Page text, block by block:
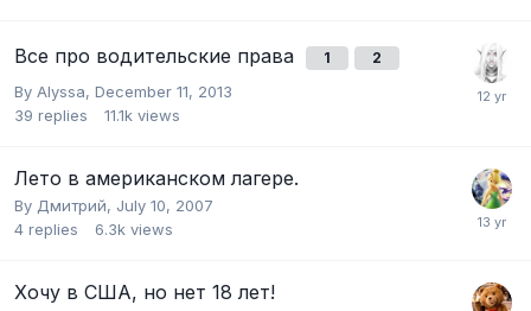
Все про водительские права 1 2
By Alyssa, December 11, 2013
39 replies 11.1k views
Лето в американском лагере.
By Дмитрий, July 10, 2007
4 replies 6.3k views
Хочу в США, но нет 18 лет!